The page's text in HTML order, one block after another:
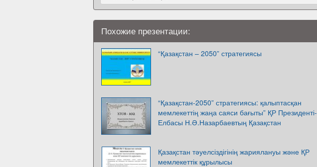
Похожие презентации:
“Қазақстан – 2050” стратегиясы
“Қазақстан-2050” стратегиясы: қалыптасқан
мемлекеттің жаңа саяси бағыты” ҚР Президенті-
Елбасы Н.Ә.Назарбаевтың Қазақстан
Қазақстан тәуелсіздігінің жариялануы және ҚР
мемлекеттік құрылысы